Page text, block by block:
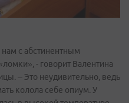
с абстинентным
- говорит Валентина
– Это неудивительно, ведь
колола себе опиум. У